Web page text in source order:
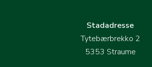
Stadadresse
Tytebærbrekko 2
5353 Straume